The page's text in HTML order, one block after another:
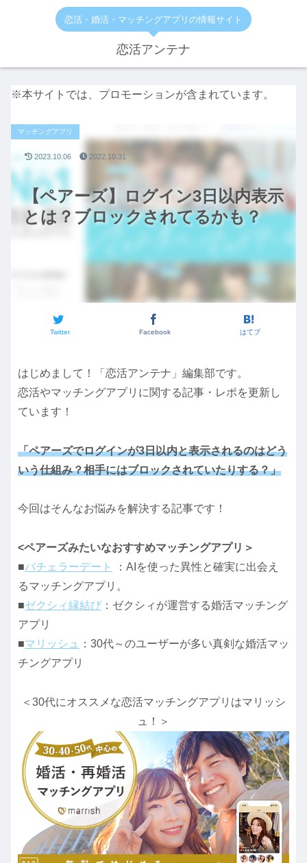
恋活・婚活・マッチングアプリの情報サイト
恋活アンテナ
※本サイトでは、プロモーションが含まれています。
【ペアーズ】ログイン3日以内表示
とは？ブロックされてるかも？
マッチングアプリ
Twitter Facebook はてブ
2023.10.06 2022.10.31
はじめまして！「恋活アンテナ」編集部です。
恋活やマッチングアプリに関する記事・レポを更新し
ています！
「ペアーズでログインが3日以内と表示されるのはどう
いう仕組み？相手にはブロックされていたりする？」
今回はそんなお悩みを解決する記事です！
<ペアーズみたいなおすすめマッチングアプリ＞
■バチェラーデート
：AIを使った異性と確実に出会え
るマッチングアプリ。
■ゼクシィ縁結び ：ゼクシィが運営する婚活マッチング
アプリ
■マリッシュ
：30代～のユーザーが多い真剣な婚活マッ
チングアプリ
＜30代にオススメな恋活マッチングアプリはマリッシ
ュ！＞